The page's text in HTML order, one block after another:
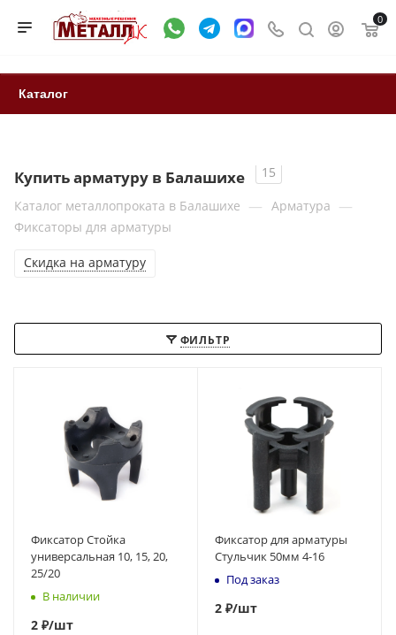
0
Каталог
Купить арматуру в Балашихе
15
Каталог металлопроката в Балашихе — Арматура —
Фиксаторы для арматуры
Скидка на арматуру
ФИЛЬТР
Фиксатор Стойка
универсальная 10, 15, 20,
25/20
В наличии
2 ₽/шт
Фиксатор для арматуры
Стульчик 50мм 4-16
Под заказ
2 ₽/шт